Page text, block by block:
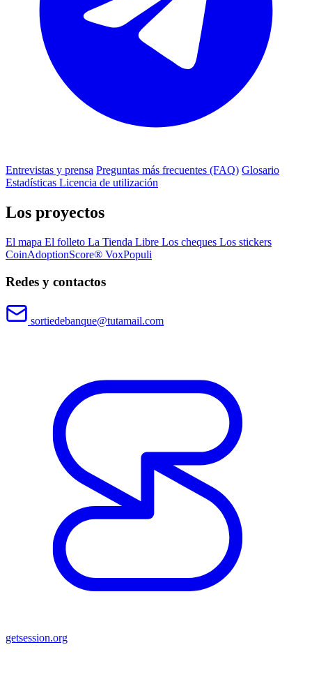
Entrevistas y prensa Preguntas más frecuentes (FAQ) Glosario
Estadísticas Licencia de utilización
Los proyectos
El mapa El folleto La Tienda Libre Los cheques Los stickers
CoinAdoptionScore® VoxPopuli
Redes y contactos
sortiedebanque@tutamail.com
getsession.org